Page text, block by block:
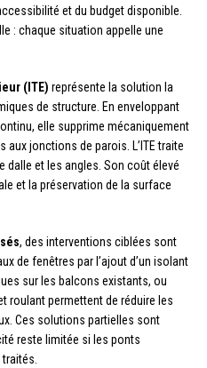
et du budget disponible.
: chaque situation appelle une
(ITE) représente la solution la
de structure. En enveloppant
elle supprime mécaniquement
aux jonctions de parois. L’ITE traite
dalle et les angles. Son coût élevé
et la préservation de la surface
, des interventions ciblées sont
de fenêtres par l’ajout d’un isolant
sur les balcons existants, ou
roulant permettent de réduire les
Ces solutions partielles sont
reste limitée si les ponts